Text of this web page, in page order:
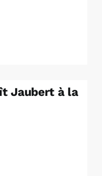
Jaubert à la